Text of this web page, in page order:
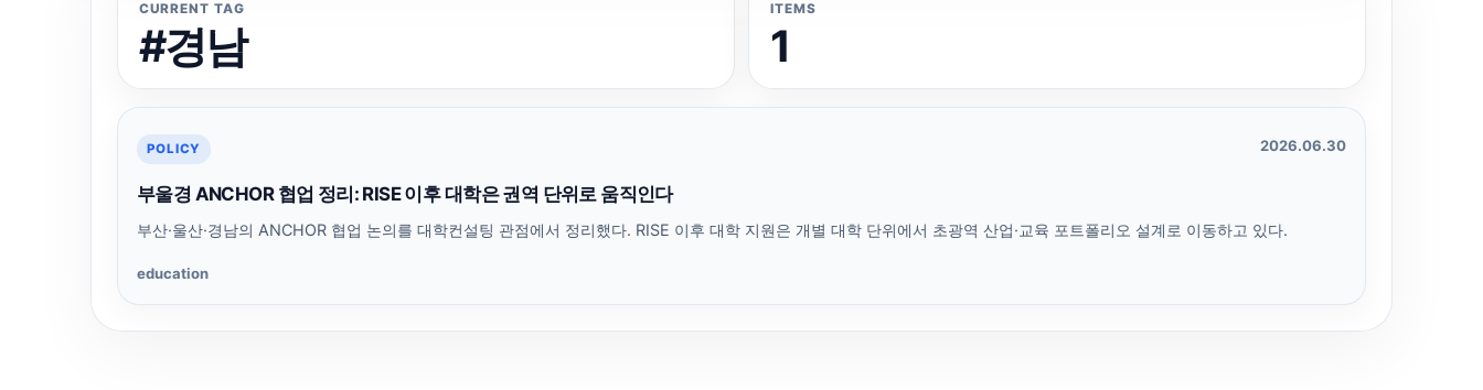
CURRENT TAG
#경남
ITEMS
1
POLICY 2026.06.30
부울경 ANCHOR 협업 정리: RISE 이후 대학은 권역 단위로 움직인다
부산·울산·경남의 ANCHOR 협업 논의를 대학컨설팅 관점에서 정리했다. RISE 이후 대학 지원은 개별 대학 단위에서 초광역 산업·교육 포트폴리오 설계로 이동하고 있다.
education